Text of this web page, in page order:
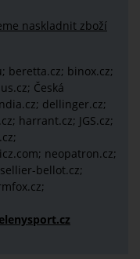
naskladnit zboží
beretta.cz; binox.cz;
Česká
dellinger.cz;
harrant.cz; JGS.cz;
neopatron.cz;
bellot.cz;